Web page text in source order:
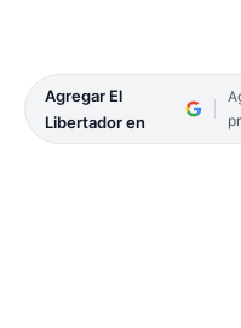
Agregar El
Libertador en